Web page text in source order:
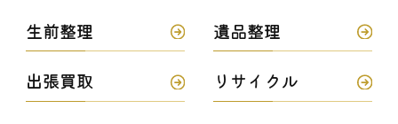
生前整理 遺品整理
出張買取 リサイクル